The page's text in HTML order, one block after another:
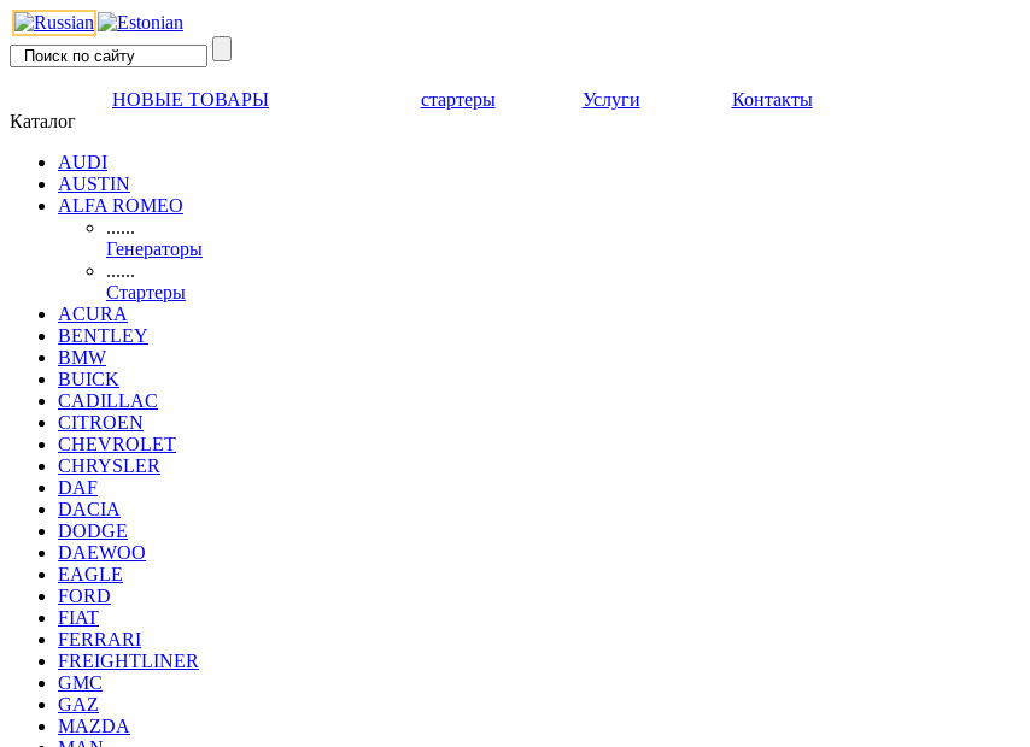
НОВЫЕ ТОВАРЫ стартеры Услуги
Контакты
Каталог
AUDI
AUSTIN
ALFA ROMEO
......
Генераторы
......
Стартеры
ACURA
BENTLEY
BMW
BUICK
CADILLAC
CITROEN
CHEVROLET
CHRYSLER
DAF
DACIA
DODGE
DAEWOO
EAGLE
FORD
FIAT
FERRARI
FREIGHTLINER
GMC
GAZ
MAZDA